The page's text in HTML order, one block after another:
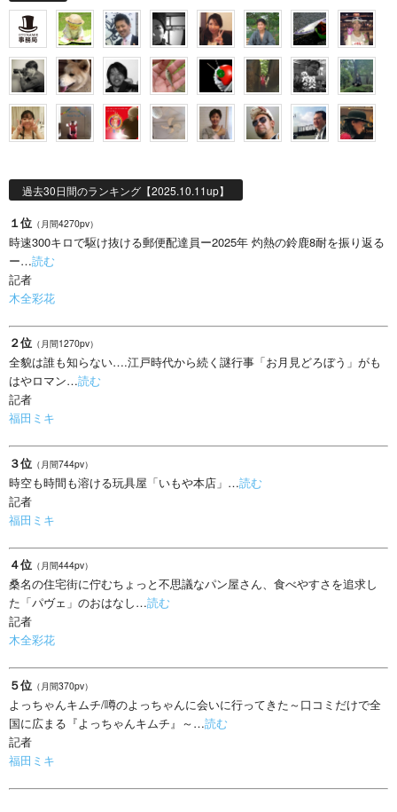
過去30日間のランキング【2025.10.11up】
１位 （月間4270pv）
時速300キロで駆け抜ける郵便配達員ー2025年 灼熱の鈴鹿8耐を振り返る
ー…読む
記者
木全彩花
２位 （月間1270pv）
全貌は誰も知らない….江戸時代から続く謎行事「お月見どろぼう」がも
はやロマン…読む
記者
福田ミキ
３位 （月間744pv）
時空も時間も溶ける玩具屋「いもや本店」…読む
記者
福田ミキ
４位 （月間444pv）
桑名の住宅街に佇むちょっと不思議なパン屋さん、食べやすさを追求し
た「パヴェ」のおはなし…読む
記者
木全彩花
５位 （月間370pv）
よっちゃんキムチ/噂のよっちゃんに会いに行ってきた～口コミだけで全
国に広まる『よっちゃんキムチ』～…読む
記者
福田ミキ